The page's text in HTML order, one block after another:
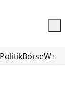
PolitikBörse